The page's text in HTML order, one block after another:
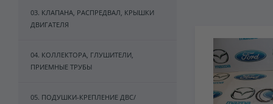
03. КЛАПАНА, РАСПРЕДВАЛ, КРЫШКИ
ДВИГАТЕЛЯ
04. КОЛЛЕКТОРА, ГЛУШИТЕЛИ,
ПРИЕМНЫЕ ТРУБЫ
05. ПОДУШКИ-КРЕПЛЕНИЕ ДВС/